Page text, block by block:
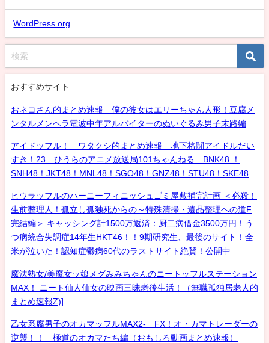
WordPress.org
おすすめサイト
おネコさん的まとめ速報 僕の彼女はエリーちゃん人形！豆腐メ
ンタルメンヘラ電波中年アルバイターのぬいぐるみ男子末路編
アイドッフル！ ワタクシ的まとめ速報 地下格闘アイドルだい
すき！23 ひうらのアニメ放送局101ちゃんねる BNK48 ！
SNH48！JKT48！MNL48！SGO48！GNZ48！STU48！SKE48
ヒウラッフルのハーニーフィニッシュゴミ屋敷補完計画 ＜必殺！
生前整理人！孤立し孤独死からの～特殊清掃・遺品整理への道F
完結編＞ キャッシング計1500万返済：厨二病借金3500万円！う
つ病統合失調症14年生HKT46！！9期研究生、最後のサイト！全
米が泣いた！認知症鬱病60代のラストサイト絶賛！公開中
魔法熟女/美魔女ッ娘メグみみちゃんのニートッフルステーション
MAX！ ニート仙人仙女の映画三昧老後生活！（無職孤独居老人的
まとめ速報Z)]
乙女系腐男子のオカマッフルMAX2- FX！オ・カマトレーダーの
逆襲！！ 極道のオカマたち編（おもしろ動画まとめ速報）